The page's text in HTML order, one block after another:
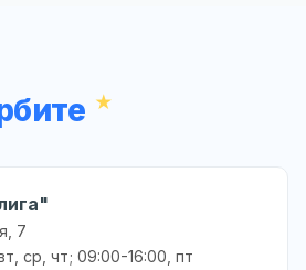
7
ср, чт; 09:00-16:00, пт